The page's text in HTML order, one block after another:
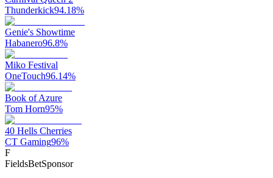
Thunderkick94.18%
Genie's Showtime
Habanero96.8%
Miko Festival
OneTouch96.14%
Book of Azure
Tom Horn95%
40 Hells Cherries
CT Gaming96%
F
FieldsBetSponsor